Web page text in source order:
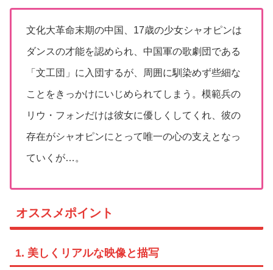
文化大革命末期の中国、17歳の少女シャオピンは
ダンスの才能を認められ、中国軍の歌劇団である
「文工団」に入団するが、周囲に馴染めず些細な
ことをきっかけにいじめられてしまう。模範兵の
リウ・フォンだけは彼女に優しくしてくれ、彼の
存在がシャオピンにとって唯一の心の支えとなっ
ていくが…。
オススメポイント
1. 美しくリアルな映像と描写